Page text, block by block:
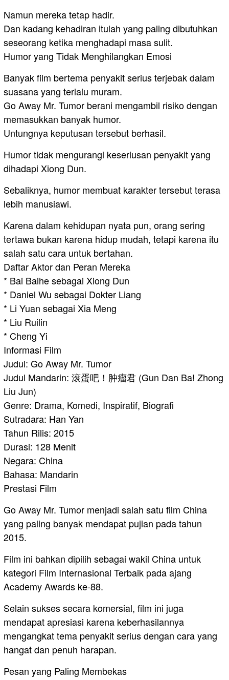
Namun mereka tetap hadir.
Dan kadang kehadiran itulah yang paling dibutuhkan
seseorang ketika menghadapi masa sulit.
Humor yang Tidak Menghilangkan Emosi
Banyak film bertema penyakit serius terjebak dalam
suasana yang terlalu muram.
Go Away Mr. Tumor berani mengambil risiko dengan
memasukkan banyak humor.
Untungnya keputusan tersebut berhasil.
Humor tidak mengurangi keseriusan penyakit yang
dihadapi Xiong Dun.
Sebaliknya, humor membuat karakter tersebut terasa
lebih manusiawi.
Karena dalam kehidupan nyata pun, orang sering
tertawa bukan karena hidup mudah, tetapi karena itu
salah satu cara untuk bertahan.
Daftar Aktor dan Peran Mereka
* Bai Baihe sebagai Xiong Dun
* Daniel Wu sebagai Dokter Liang
* Li Yuan sebagai Xia Meng
* Liu Ruilin
* Cheng Yi
Informasi Film
Judul: Go Away Mr. Tumor
Judul Mandarin: 滚蛋吧！肿瘤君 (Gun Dan Ba! Zhong
Liu Jun)
Genre: Drama, Komedi, Inspiratif, Biografi
Sutradara: Han Yan
Tahun Rilis: 2015
Durasi: 128 Menit
Negara: China
Bahasa: Mandarin
Prestasi Film
Go Away Mr. Tumor menjadi salah satu film China
yang paling banyak mendapat pujian pada tahun
2015.
Film ini bahkan dipilih sebagai wakil China untuk
kategori Film Internasional Terbaik pada ajang
Academy Awards ke-88.
Selain sukses secara komersial, film ini juga
mendapat apresiasi karena keberhasilannya
mengangkat tema penyakit serius dengan cara yang
hangat dan penuh harapan.
Pesan yang Paling Membekas